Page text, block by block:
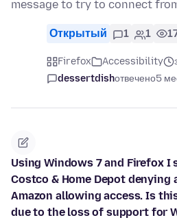
message to try to connect
Открытый 1 1
Firefox Accessibility
dessertdishотвечено5
Using Windows 7 and Firefox I
Costco & Home Depot
Amazon allowing access. Is
due to the loss of support for